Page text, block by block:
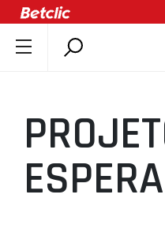
ÚLTIMAS
COMPETIÇÕES
ASSOCIAÇÕES